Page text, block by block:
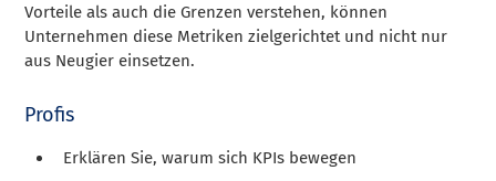
Vorteile als auch die Grenzen verstehen, können
Unternehmen diese Metriken zielgerichtet und nicht nur
aus Neugier einsetzen.
Profis
Erklären Sie, warum sich KPIs bewegen